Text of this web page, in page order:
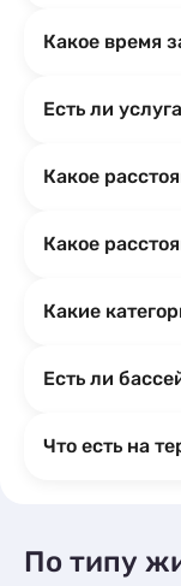
Какое время
Есть ли
Какое
Какое
Какие
Есть ли
Что есть на
По типу